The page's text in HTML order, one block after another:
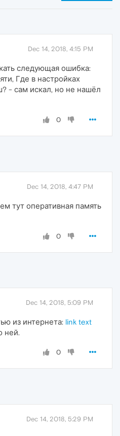
Dec 14, 2018, 4:15 PM
следующая ошибка:
Где в настройках
- сам искал, но не нашёл
0
Dec 14, 2018, 4:47 PM
тут оперативная память
0
Dec 14, 2018, 5:09 PM
из интернета: link text
ней.
0
Dec 14, 2018, 5:29 PM